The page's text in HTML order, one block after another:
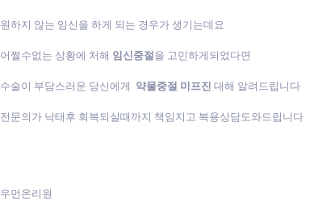
원하지 않는 임신을 하게 되는 경우가 생기는데요
어쩔수없는 상황에 처해 임신중절 을 고민하게되었다면
수술이 부담스러운 당신에게 약물중절 미프진 대해 알려드립니다
전문의가 낙태후 회복되실때까지 책임지고 복용상담도와드립니다
우먼온리원